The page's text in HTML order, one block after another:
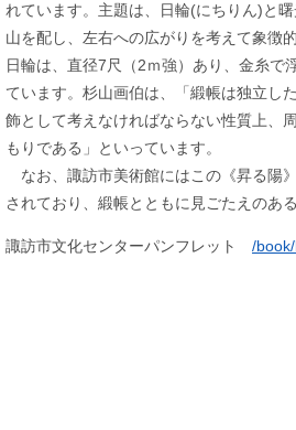
れています。主題は、日輪(にちりん)と
山を配し、左右への広がりを考えて象徴
日輪は、直径7尺（2ｍ強）あり、金糸で
ています。杉山画伯は、「緞帳は独立し
飾として考えなければならない性質上、
もりである」といっています。
なお、諏訪市美術館にはこの《昇る陽
されており、緞帳とともに見ごたえのあ
諏訪市文化センターパンフレット /